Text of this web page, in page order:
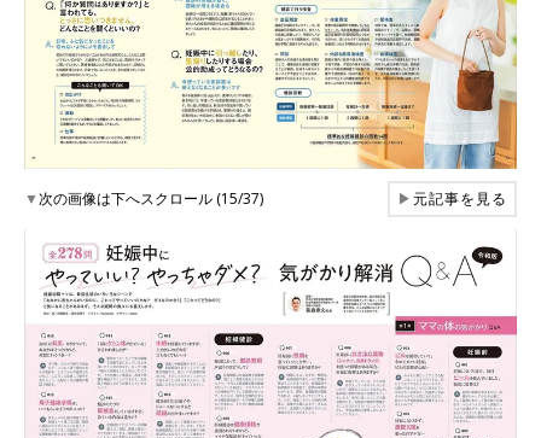
▼次の画像は下へスクロール (15/37) ▶元記事を見る